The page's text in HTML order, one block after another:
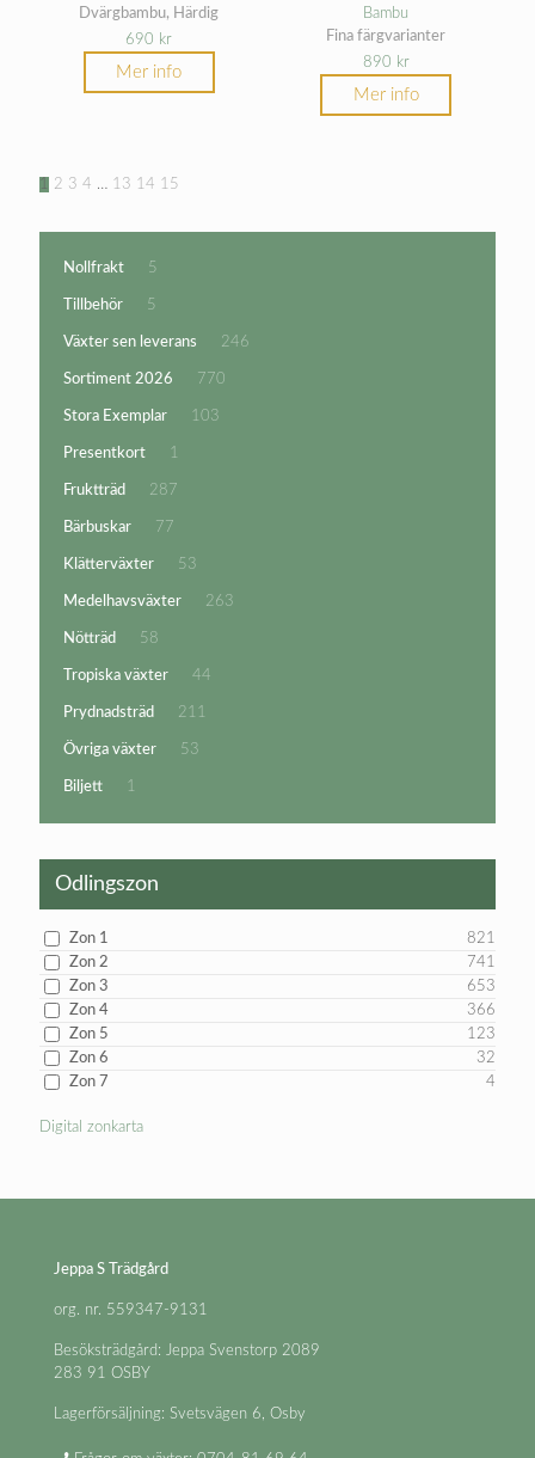
Dvärgbambu, Härdig
690 kr
Mer info
Bambu
Fina färgvarianter
890 kr
Mer info
1 2 3 4 … 13 14 15
Nollfrakt 5
Tillbehör
5
Växter sen leverans
246
Sortiment 2026
770
Stora Exemplar
103
Presentkort
1
Fruktträd
287
Bärbuskar
77
Klätterväxter
53
Medelhavsväxter
263
Nötträd
58
Tropiska växter
44
Prydnadsträd
211
Övriga växter
53
Biljett
1
Odlingszon
Zon 1
821
Zon 2
741
Zon 3
653
Zon 4
366
Zon 5
123
Zon 6
32
Zon 7
4
Digital zonkarta
Jeppa S Trädgård
org. nr. 559347-9131
Besöksträdgård: Jeppa Svenstorp 2089
283 91 OSBY
Lagerförsäljning: Svetsvägen 6, Osby